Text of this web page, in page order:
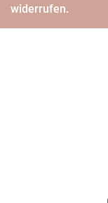
widerrufen.